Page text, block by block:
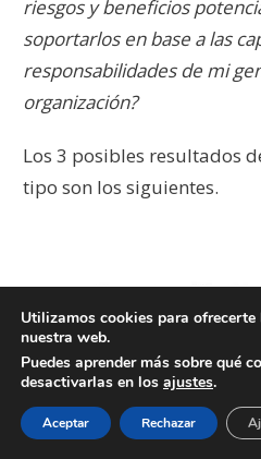
riesgos y beneficios
soportarlos en base a las
responsabilidades de mi
organización?
Los 3 posibles resultados
tipo son los siguientes.
Utilizamos cookies para ofrecerte
nuestra web.
Puedes aprender más sobre qué
desactivarlas en los ajustes.
Aceptar Rechazar